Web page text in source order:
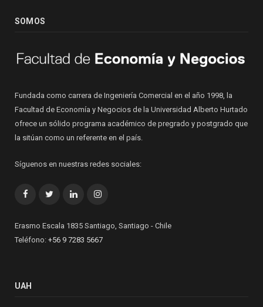
SOMOS
Fundada como carrera de Ingeniería Comercial en el año 1998, la
Facultad de Economía y Negocios de la Universidad Alberto Hurtado
ofrece un sólido programa académico de pregrado y postgrado que
la sitúan como un referente en el país.
Síguenos en nuestras redes sociales:
FacebookTwitterLinkedInInstagram
Erasmo Escala 1835 Santiago, Santiago - Chile
Teléfono: +56 9 7283 5667
UAH